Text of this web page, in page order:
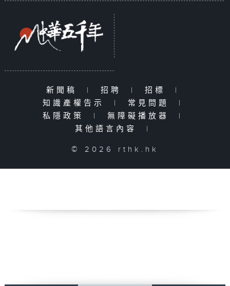
新聞稿 | 招聘 | 招標
|
知識產權告示
| 常見問題
|
私隱政策
| 無障礙播放器
|
其他語言內容
|
© 2026 rthk.hk